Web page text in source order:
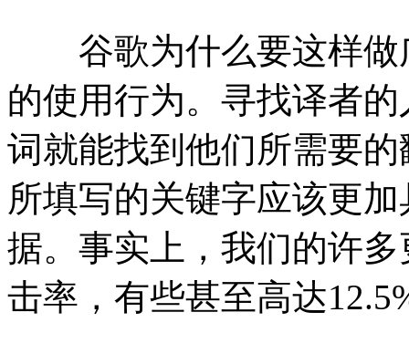
谷歌为什么要这样做
的使用行为。寻找译者
词就能找到他们所需要
所填写的关键字应该更
据。事实上，我们的许
击率，有些甚至高达